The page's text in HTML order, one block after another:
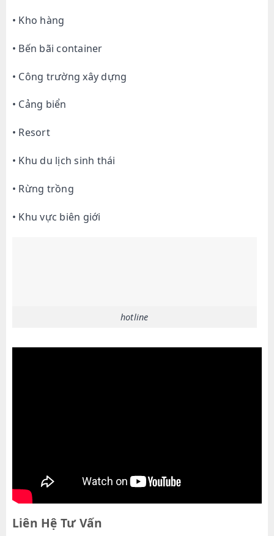
• Kho hàng
• Bến bãi container
• Công trường xây dựng
• Cảng biển
• Resort
• Khu du lịch sinh thái
• Rừng trồng
• Khu vực biên giới
hotline
Liên Hệ Tư Vấn